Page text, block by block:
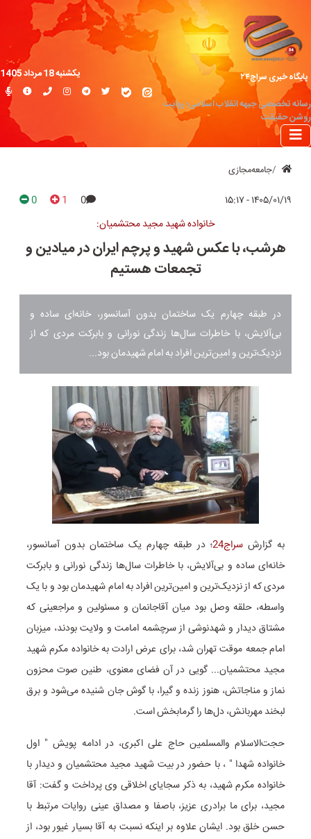
پایگاه خبری سراج۲۴
رسانه تخصصی جبهه انقلاب اسلامی؛ روایت
روشن حقیقت
یکشنبه 18 مرداد 1405
جامعه‌مجازی
۱۴۰۵/۰۱/۱۹ - ۱۵:۱۷ 0
1
0
خانواده شهید مجید محتشمیان:
هرشب، با عکس شهید و پرچم ایران در میادین و
تجمعات هستیم
در طبقه چهارم یک ساختمان بدون آسانسور، خانه‌ای ساده و
بی‌آلایش، با خاطرات سال‌ها زندگی نورانی و بابرکت مردی که از
نزدیک‌ترین و امین‌ترین افراد به امام شهیدمان بود...
به گزارش سراج24
؛ در طبقه چهارم یک ساختمان بدون آسانسور،
خانه‌ای ساده و بی‌آلایش، با خاطرات سال‌ها زندگی نورانی و بابرکت
مردی که از نزدیک‌ترین و امین‌ترین افراد به امام شهیدمان بود و با یک
واسطه، حلقه وصل بود میان آقاجانمان و مسئولین و مراجعینی که
مشتاق دیدار و شهدنوشی از سرچشمه امامت و ولایت بودند، میزبان
امام جمعه موقت تهران شد، برای عرض ارادت به خانواده مکرم شهید
مجید محتشمیان... گویی در آن فضای معنوی، طنین صوت محزون
نماز و مناجاتش، هنوز زنده و گیرا، با گوش جان شنیده می‌شود و برق
لبخند مهربانش، دل‌ها را گرمابخش است.
حجت‌الاسلام والمسلمین حاج علی اکبری، در ادامه پویش " اول
خانواده شهدا " ، با حضور در بیت شهید مجید محتشمیان و دیدار با
خانواده مکرم شهید، به ذکر سجایای اخلاقی وی پرداخت و گفت: آقا
مجید، برای ما برادری عزیز، باصفا و مصداق عینی روایات مرتبط با
حسن خلق بود. ایشان علاوه بر اینکه نسبت به آقا بسیار غیور بود، از